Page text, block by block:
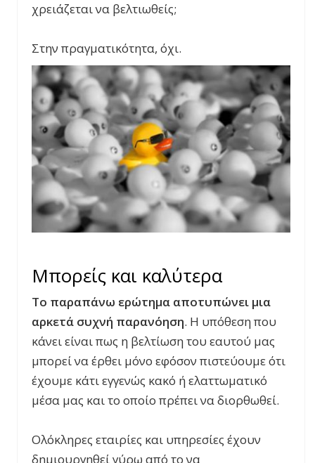
χρειάζεται να βελτιωθείς;
Στην πραγματικότητα, όχι.
Μπορείς και καλύτερα
Το παραπάνω ερώτημα αποτυπώνει μια
αρκετά συχνή παρανόηση. Η υπόθεση που
κάνει είναι πως η βελτίωση του εαυτού μας
μπορεί να έρθει μόνο εφόσον πιστεύουμε ότι
έχουμε κάτι εγγενώς κακό ή ελαττωματικό
μέσα μας και το οποίο πρέπει να διορθωθεί.
Ολόκληρες εταιρίες και υπηρεσίες έχουν
δημιουργηθεί γύρω από το να